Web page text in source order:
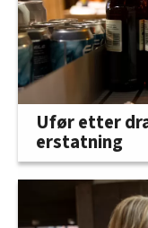
Ufør etter
erstatning